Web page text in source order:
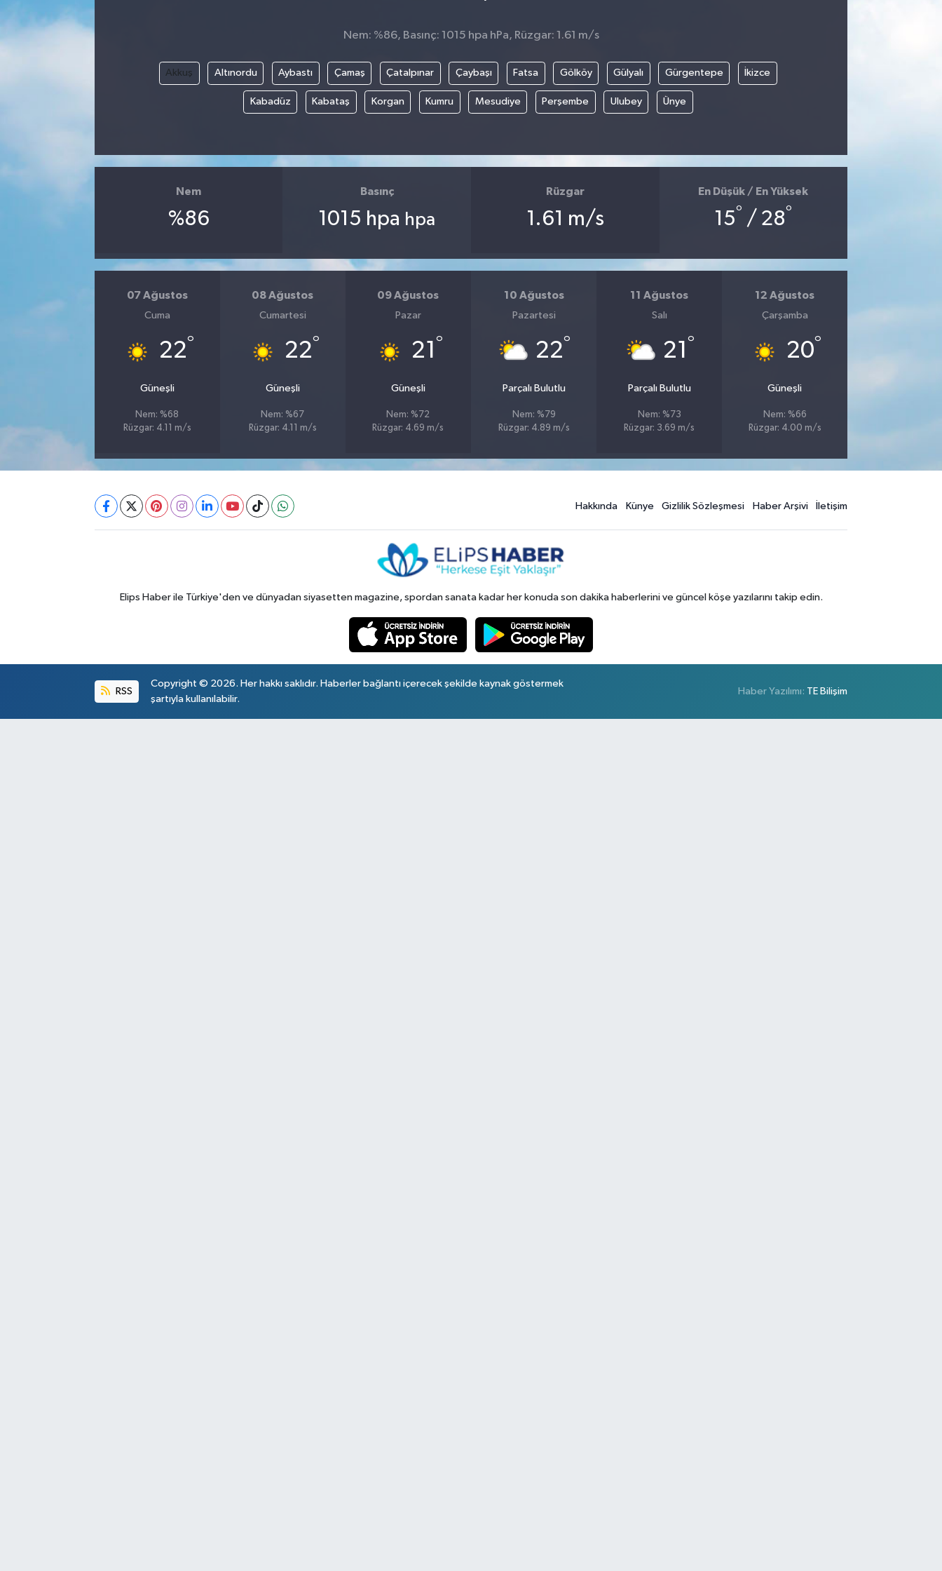
Nem: %86, Basınç: 1015 hpa hPa, Rüzgar: 1.61 m/s
Akkuş Altınordu Aybastı Çamaş Çatalpınar Çaybaşı Fatsa Gölköy Gülyalı Gürgentepe İkizce
Kabadüz Kabataş Korgan Kumru Mesudiye Perşembe Ulubey Ünye
Nem
%86
Basınç
1015 hpa hpa
Rüzgar
1.61 m/s
En Düşük / En Yüksek
15° / 28°
07 Ağustos
Cuma
22°
Güneşli
Nem: %68
Rüzgar: 4.11 m/s
08 Ağustos
Cumartesi
22°
Güneşli
Nem: %67
Rüzgar: 4.11 m/s
09 Ağustos
Pazar
21 °
Güneşli
Nem: %72
Rüzgar: 4.69 m/s
10 Ağustos
Pazartesi
22°
Parçalı Bulutlu
Nem: %79
Rüzgar: 4.89 m/s
11 Ağustos
Salı
21 °
Parçalı Bulutlu
Nem: %73
Rüzgar: 3.69 m/s
12 Ağustos
Çarşamba
20°
Güneşli
Nem: %66
Rüzgar: 4.00 m/s
Hakkında Künye Gizlilik Sözleşmesi Haber Arşivi İletişim
Elips Haber ile Türkiye'den ve dünyadan siyasetten magazine, spordan sanata kadar her konuda son dakika haberlerini ve güncel köşe yazılarını takip edin.
RSS
Copyright © 2026. Her hakkı saklıdır. Haberler bağlantı içerecek şekilde kaynak göstermek
şartıyla kullanılabilir.
Haber Yazılımı: TE Bilişim
Politika
Çalışma Hayatı